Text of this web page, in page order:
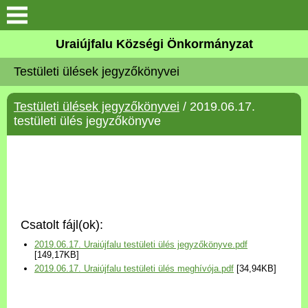
Köszöntő
Elérhetőségek
Uraiújfalu
Választási információk
Versenyképes Járások
Uraiújfalu Községi Önkormányzat
Testületi ülések jegyzőkönyvei
Testületi ülések jegyzőkönyvei / 2019.06.17.
testületi ülés jegyzőkönyve
Csatolt fájl(ok):
2019.06.17. Uraiújfalu testületi ülés jegyzőkönyve.pdf
[149,17KB]
2019.06.17. Uraiújfalu testületi ülés meghívója.pdf [34,94KB]